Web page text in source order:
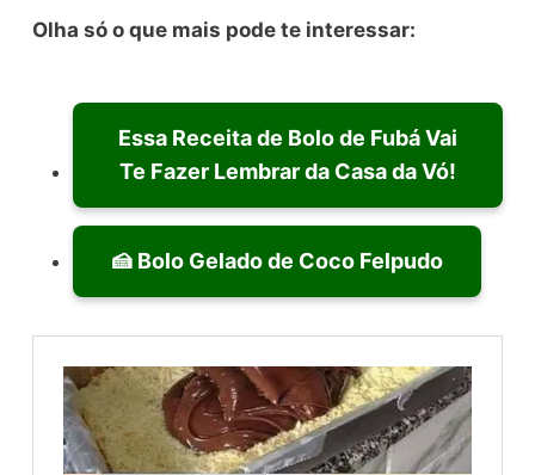
Olha só o que mais pode te interessar:
Essa Receita de Bolo de Fubá Vai
Te Fazer Lembrar da Casa da Vó!
🍰 Bolo Gelado de Coco Felpudo